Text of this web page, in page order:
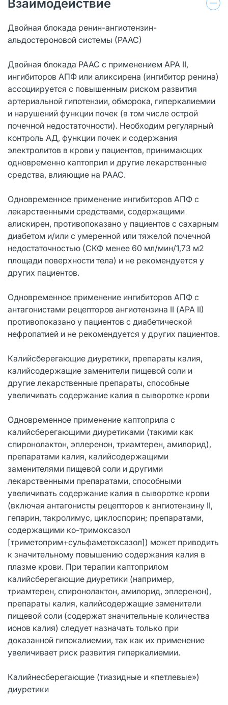
Взаимодействие
Двойная блокада ренин-ангиотензин-
альдостероновой системы (РААС)
Двойная блокада РААС с применением АРА II,
ингибиторов АПФ или аликсирена (ингибитор ренина)
ассоциируется с повышенным риском развития
артериальной гипотензии, обморока, гиперкалиемии
и нарушений функции почек (в том числе острой
почечной недостаточности). Необходим регулярный
контроль АД, функции почек и содержания
электролитов в крови у пациентов, принимающих
одновременно каптоприл и другие лекарственные
средства, влияющие на РААС.
Одновременное применение ингибиторов АПФ с
лекарственными средствами, содержащими
алискирен, противопоказано у пациентов с сахарным
диабетом и/или с умеренной или тяжелой почечной
недостаточностью (СКФ менее 60 мл/мин/1,73 м2
площади поверхности тела) и не рекомендуется у
других пациентов.
Одновременное применение ингибиторов АПФ с
антагонистами рецепторов ангиотензина II (АРА II)
противопоказано у пациентов с диабетической
нефропатией и не рекомендуется у других пациентов.
Калийсберегающие диуретики, препараты калия,
калийсодержащие заменители пищевой соли и
другие лекарственные препараты, способные
увеличивать содержание калия в сыворотке крови
Одновременное применение каптоприла с
калийсберегающими диуретиками (такими как
спиронолактон, эплеренон, триамтерен, амилорид),
препаратами калия, калийсодержащими
заменителями пищевой соли и другими
лекарственными препаратами, способными
увеличивать содержание калия в сыворотке крови
(включая антагонисты рецепторов к ангиотензину II,
гепарин, такролимус, циклоспорин; препаратами,
содержащими ко-тримоксазол
[триметоприм+сульфаметоксазол]) может приводить
к значительному повышению содержания калия в
плазме крови. При терапии каптоприлом
калийсберегающие диуретики (например,
триамтерен, спиронолактон, амилорид, эплеренон),
препараты калия, калийсодержащие заменители
пищевой соли (содержат значительные количества
ионов калия) следует назначать только при
доказанной гипокалиемии, так как их применение
увеличивает риск развития гиперкалиемии.
Калийнесберегающие (тиазидные и «петлевые»)
диуретики